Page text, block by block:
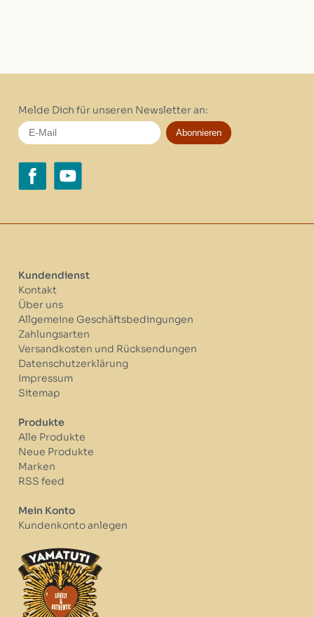
Melde Dich für unseren Newsletter an:
Abonnieren
Kundendienst
Kontakt
Über uns
Allgemeine Geschäftsbedingungen
Zahlungsarten
Versandkosten und Rücksendungen
Datenschutzerklärung
Impressum
Sitemap
Produkte
Alle Produkte
Neue Produkte
Marken
RSS feed
Mein Konto
Kundenkonto anlegen